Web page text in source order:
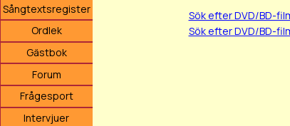
Sångtextsregister
Ordlek
Gästbok
Forum
Frågesport
Intervjuer
Sök efter DVD/BD-
Sök efter DVD/BD-